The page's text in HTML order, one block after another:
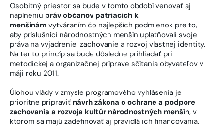
Osobitný priestor sa bude v tomto období venovať aj
naplneniu práv občanov patriacich k
menšinám vytváraním čo najlepších podmienok pre to,
aby príslušníci národnostných menšín uplatňovali svoje
práva na vyjadrenie, zachovanie a rozvoj vlastnej identity.
Na tento princíp sa bude dôsledne prihliadať pri
metodickej a organizačnej príprave sčítania obyvateľov v
máji roku 2011.
Úlohou vlády v zmysle programového vyhlásenia je
prioritne pripraviť návrh zákona o ochrane a podpore
zachovania a rozvoja kultúr národnostných menšín, v
ktorom sa majú zadefinovať aj pravidlá ich financovania.